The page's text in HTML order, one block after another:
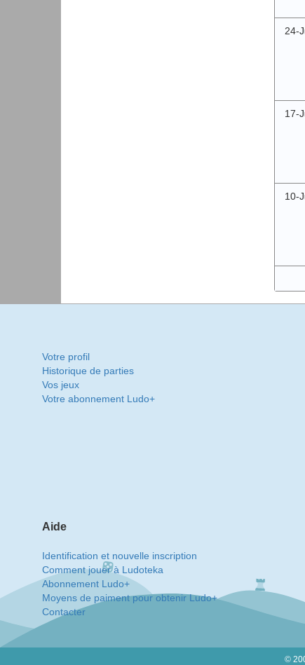
24-
17-
10-
Votre profil
Historique de parties
Vos jeux
Votre abonnement Ludo+
Aide
Identification et nouvelle inscription
Comment jouer à Ludoteka
Abonnement Ludo+
Moyens de paiment pour obtenir Ludo+
Contacter
©